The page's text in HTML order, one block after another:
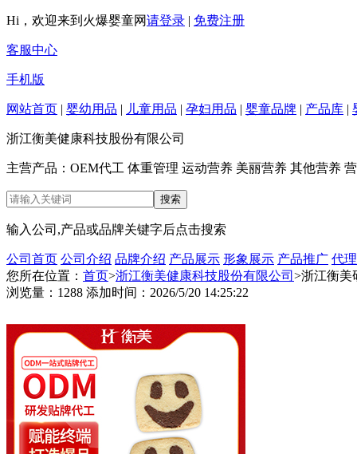
Hi，欢迎来到火爆婴童网请登录 | 免费注册
客服中心
手机版
网站首页 | 婴幼用品 | 儿童用品 | 孕妇用品 | 婴童品牌 | 产品库 |
浙江衡美健康科技股份有限公司
主营产品：OEM代工 体重管理 运动营养 美丽营养 其他营养
输入公司,产品或品牌关键字后点击搜索
公司首页 公司介绍 品牌介绍 产品展示 形象展示 产品推广 代
您所在位置： 首页>浙江衡美健康科技股份有限公司 >浙江衡美
浏览量：1288 添加时间：2026/5/20 14:25:22